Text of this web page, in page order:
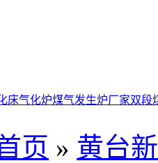
床气化炉煤气发生炉厂家双段
页 » 黄台